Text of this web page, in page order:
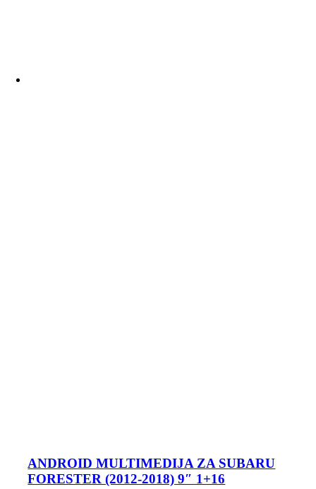
ANDROID MULTIMEDIJA ZA SUBARU
FORESTER (2012-2018) 9″ 1+16